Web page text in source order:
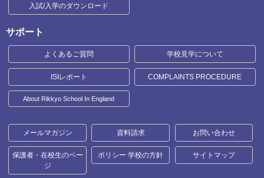
入試/入学のダウンロード
サポート
よくあるご質問 学校見学について
ISIレポート COMPLAINTS PROCEDURE
About Rikkyo School In England
メールマガジン 資料請求 お問い合わせ
保護者・在校生のペー
ジ
ポリシー 学校の方針 サイトマップ